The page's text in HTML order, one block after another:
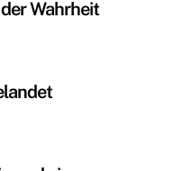
Wahrheit